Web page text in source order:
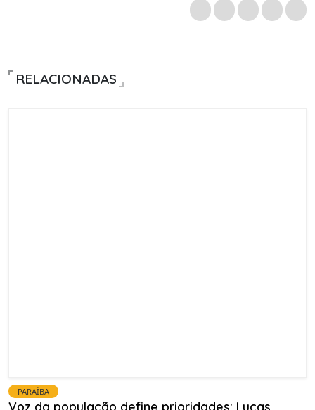
RELACIONADAS
PARAÍBA
Voz da população define prioridades: Lucas